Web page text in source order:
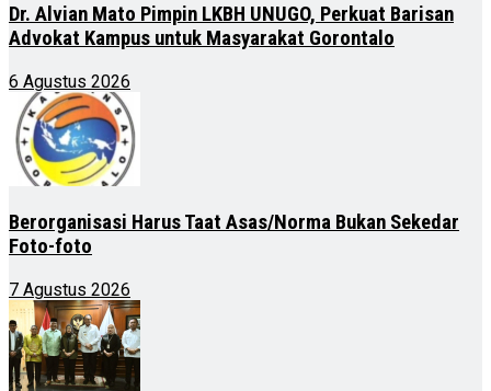
Dr. Alvian Mato Pimpin LKBH UNUGO, Perkuat Barisan
Advokat Kampus untuk Masyarakat Gorontalo
6 Agustus 2026
Berorganisasi Harus Taat Asas/Norma Bukan Sekedar
Foto-foto
7 Agustus 2026